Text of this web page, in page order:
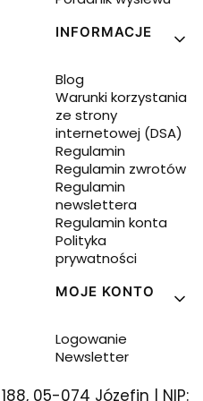
INFORMACJE
Blog
Warunki korzystania
ze strony
internetowej (DSA)
Regulamin
Regulamin zwrotów
Regulamin
newslettera
Regulamin konta
Polityka
prywatności
MOJE KONTO
Logowanie
Newsletter
05-074 Józefin | NIP: